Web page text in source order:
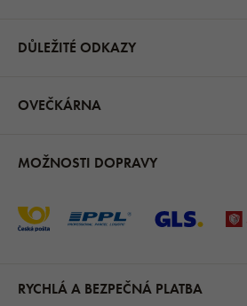
DŮLEŽITÉ ODKAZY
OVEČKÁRNA
MOŽNOSTI DOPRAVY
RYCHLÁ A BEZPEČNÁ PLATBA